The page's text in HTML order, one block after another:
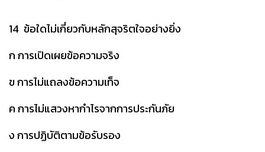
14 ข้อใดไม่เกี่ยวกับหลักสุจริตใจอย่างยิ่ง
ก การเปิดเผยข้อความจริง
ข การไม่แถลงข้อความเท็จ
ค การไม่แสวงหากำไรจากการประกันภัย
ง การปฏิบัติตามข้อรับรอง